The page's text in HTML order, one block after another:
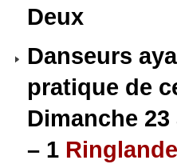
Deux
Danseurs
pratique de
Dimanche
– 1